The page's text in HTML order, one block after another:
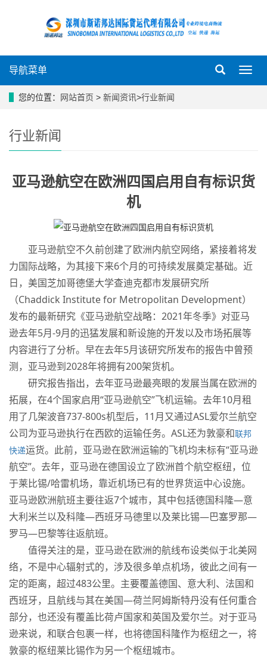
导
导航菜单
您的位置： 网站首页 > 新闻资讯>行业新闻
行业新闻
亚马逊航空在欧洲四国启用自有标识货
机
亚马逊航空不久前创建了欧洲内航空网络，紧接着将发
力国际战略，为其接下来6个月的可持续发展奠定基础。近
日，美国芝加哥德堡大学查迪克都市发展研究所
（Chaddick Institute for Metropolitan Development）
发布的最新研究《亚马逊航空战略：2021年冬季》对亚马
逊去年5月-9月的迅猛发展和新设施的开发以及市场拓展等
内容进行了分析。早在去年5月该研究所发布的报告中曾预
测，亚马逊到2028年将拥有200架货机。
研究报告指出，去年亚马逊最亮眼的发展当属在欧洲的
拓展，在4个国家启用“亚马逊航空”飞机运输。去年10月租
用了几架波音737-800s机型后，11月又通过ASL爱尔兰航空
公司为亚马逊执行在西欧的运输任务。ASL还为敦豪和联邦
快递运货。此前，亚马逊在欧洲运输的飞机均未标有“亚马逊
航空”。去年，亚马逊在德国设立了欧洲首个航空枢纽，位
于莱比锡/哈雷机场，靠近机场已有的世界货运中心设施。
亚马逊欧洲航班主要往返7个城市，其中包括德国科隆—意
大利米兰以及科隆—西班牙马德里以及莱比锡—巴塞罗那—
罗马—巴黎等往返航班。
值得关注的是，亚马逊在欧洲的航线布设类似于北美网
络，不是中心辐射式的，涉及很多单点机场，彼此之间有一
定的距离，超过483公里。主要覆盖德国、意大利、法国和
西班牙，且航线与其在美国—荷兰阿姆斯特丹没有任何重合
部分，也还没有覆盖比荷卢国家和英国及爱尔兰。对于亚马
逊来说，和联合包裹一样，也将德国科隆作为枢纽之一，将
敦豪的枢纽莱比锡作为另一个枢纽城市。